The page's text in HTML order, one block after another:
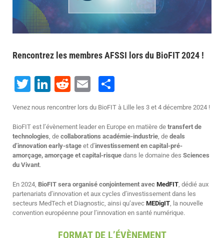
Rencontrez les membres AFSSI lors du BioFIT 2024 !
Twitter
LinkedIn
RedditEmail
Venez nous rencontrer lors du BioFIT à Lille les 3 et 4 décembre 2024 !
BioFIT est l’évènement leader en Europe en matière de transfert de
technologies, de collaborations académie-industrie, de deals
d’innovation early-stage et d’investissement en capital-pré-
amorçage, amorçage et capital-risque dans le domaine des Sciences
du Vivant.
En 2024, BioFIT sera organisé conjointement avec MedFIT, dédié aux
partenariats d’innovation et aux cycles d’investissement dans les
secteurs MedTech et Diagnostic, ainsi qu’avec MEDigIT, la nouvelle
convention européenne pour l’innovation en santé numérique.
FORMAT DE L’ÉVÈNEMENT